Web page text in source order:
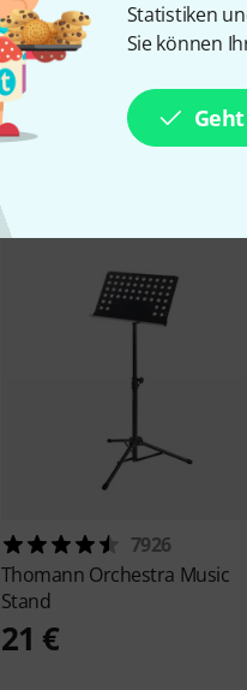
Statistiken
Sie können
7926
Thomann Orchestra Music
Stand
21 €